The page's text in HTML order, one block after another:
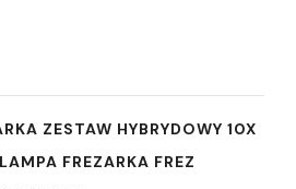
ZESTAW HYBRYDOWY 10X
FREZARKA FREZ